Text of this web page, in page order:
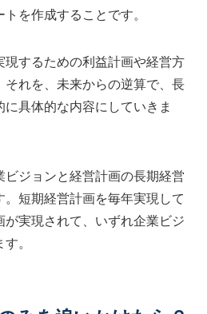
を作成することです。
現するための利益計画や経営方
それを、未来からの逆算で、長
具体的な内容にしていきま
ジョンと経営計画の長期経営
短期経営計画を毎年実現して
が実現されて、いずれ企業ビジ
。